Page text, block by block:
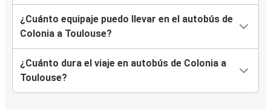
¿Cuánto equipaje puedo llevar en el autobús de
Colonia a Toulouse?
¿Cuánto dura el viaje en autobús de Colonia a
Toulouse?